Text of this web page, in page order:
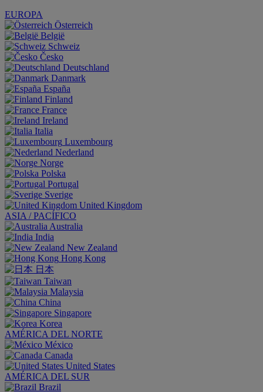
EUROPA
Österreich
België
Schweiz
Česko
Deutschland
Danmark
España
Finland
France
Ireland
Italia
Luxembourg
Nederland
Norge
Polska
Portugal
Sverige
United Kingdom
ASIA / PACÍFICO
Australia
India
New Zealand
Hong Kong
日本
Taiwan
Malaysia
China
Singapore
Korea
AMÉRICA DEL NORTE
México
Canada
United States
AMÉRICA DEL SUR
Brazil